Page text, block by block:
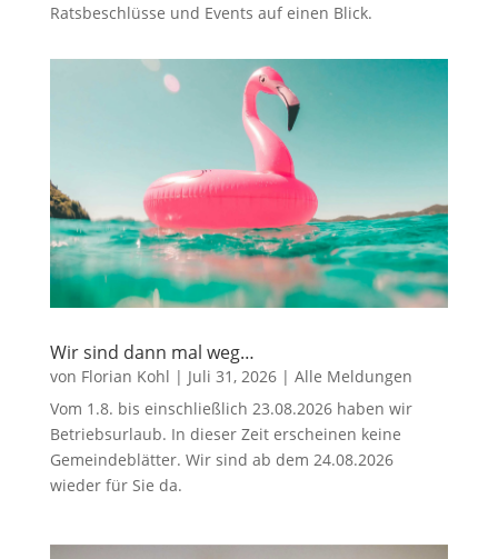
Ratsbeschlüsse und Events auf einen Blick.
Wir sind dann mal weg…
von Florian Kohl | Juli 31, 2026| Alle Meldungen
Vom 1.8. bis einschließlich 23.08.2026 haben wir
Betriebsurlaub. In dieser Zeit erscheinen keine
Gemeindeblätter. Wir sind ab dem 24.08.2026
wieder für Sie da.